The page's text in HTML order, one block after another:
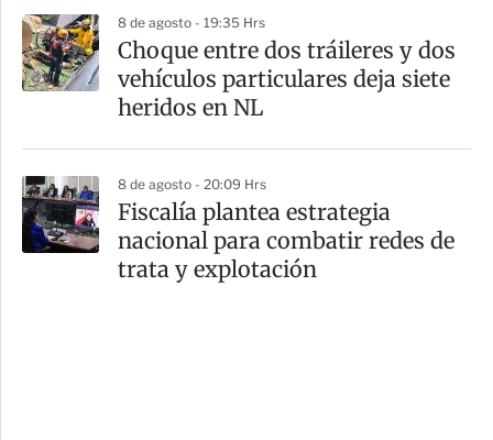
8 de agosto - 19:35 Hrs
Choque entre dos tráileres y dos
vehículos particulares deja siete
heridos en NL
8 de agosto - 20:09 Hrs
Fiscalía plantea estrategia
nacional para combatir redes de
trata y explotación